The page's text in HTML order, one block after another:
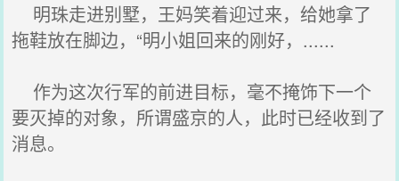
明珠走进别墅，王妈笑着迎过来，给她拿了
拖鞋放在脚边，“明小姐回来的刚好，......
作为这次行军的前进目标，毫不掩饰下一个
要灭掉的对象，所谓盛京的人，此时已经收到了
消息。